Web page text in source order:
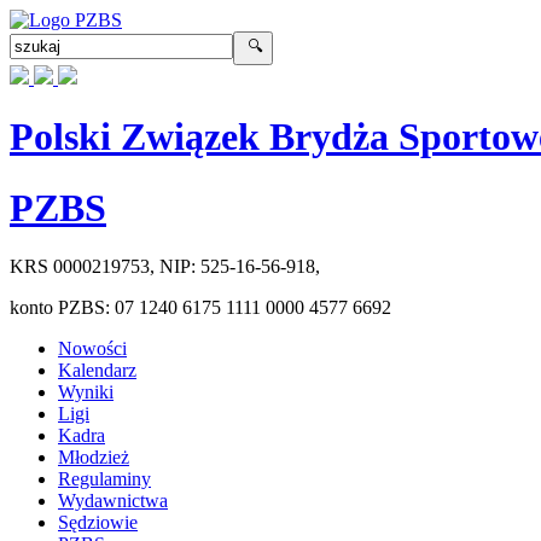
Polski Związek Brydża
PZBS
KRS 0000219753, NIP: 525-16-56-918,
konto PZBS: 07 1240 6175 1111 0000 4577 6692
Nowości
Kalendarz
Wyniki
Ligi
Kadra
Młodzież
Regulaminy
Wydawnictwa
Sędziowie